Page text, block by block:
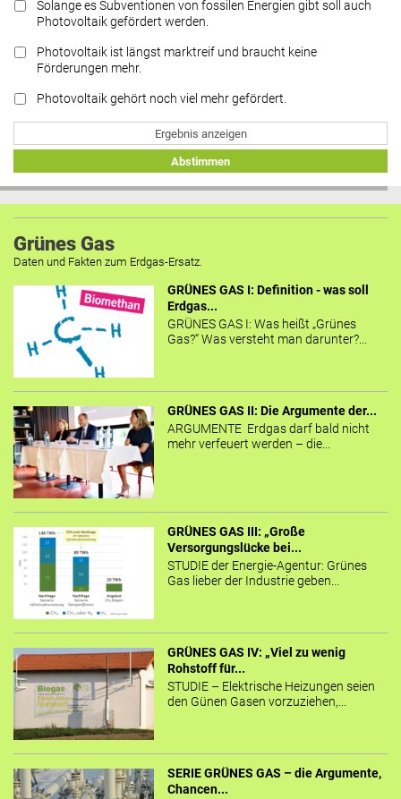
Solange es Subventionen von fossilen Energien gibt soll auch
Photovoltaik gefördert werden.
Photovoltaik ist längst marktreif und braucht keine
Förderungen mehr.
Photovoltaik gehört noch viel mehr gefördert.
Ergebnis anzeigen
Abstimmen
Grünes Gas
Daten und Fakten zum Erdgas-Ersatz.
GRÜNES GAS I: Definition - was soll
Erdgas...
GRÜNES GAS I: Was heißt „Grünes
Gas?“ Was versteht man darunter?...
GRÜNES GAS II: Die Argumente der...
ARGUMENTE Erdgas darf bald nicht
mehr verfeuert werden – die...
GRÜNES GAS III: „Große
Versorgungslücke bei...
STUDIE der Energie-Agentur: Grünes
Gas lieber der Industrie geben...
GRÜNES GAS IV: „Viel zu wenig
Rohstoff für...
STUDIE – Elektrische Heizungen seien
den Günen Gasen vorzuziehen,...
SERIE GRÜNES GAS – die Argumente,
Chancen...